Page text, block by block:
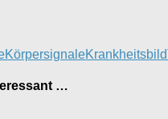
KörpersignaleKrankheitsbild
…